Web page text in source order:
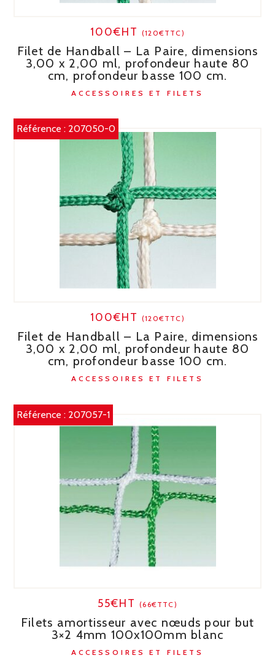
100€HT(120€TTC)
Filet de Handball – La Paire, dimensions
3,00 x 2,00 ml, profondeur haute 80
cm, profondeur basse 100 cm.
ACCESSOIRES ET FILETS
Référence : 207050-0
100€HT(120€TTC)
Filet de Handball – La Paire, dimensions
3,00 x 2,00 ml, profondeur haute 80
cm, profondeur basse 100 cm.
ACCESSOIRES ET FILETS
Référence : 207057-1
55€HT(66€TTC)
Filets amortisseur avec nœuds pour but
3×2 4mm 100x100mm blanc
ACCESSOIRES ET FILETS